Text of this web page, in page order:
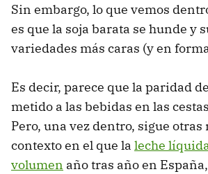
Sin embargo, lo que vemos
es que la soja barata se hunde y
variedades más caras (y en
Es decir, parece que la paridad
metido a las bebidas en las
Pero, una vez dentro, sigue otras
contexto en el que la leche
volumen año tras año en